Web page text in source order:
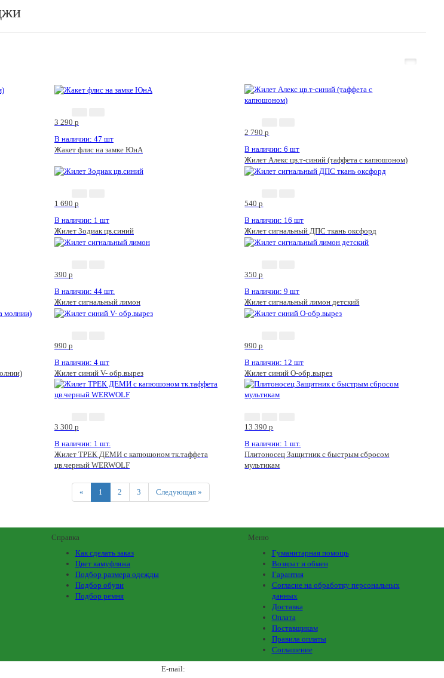
3 290 p
В наличии: 47 шт
Жакет флис на замке ЮнА
2 790p
В наличии: 6 шт
Жилет Алекс цв.т-синий (таффета с капюшоном)
1 690 p
В наличии: 1 шт
Жилет Зодиак цв.синий
540p
В наличии: 16 шт
Жилет сигнальный ДПС ткань оксфорд
390 p
В наличии: 44 шт.
Жилет сигнальный лимон
350p
В наличии: 9 шт
Жилет сигнальный лимон детский
990 p
В наличии: 4 шт
Жилет синий V- обр.вырез
990p
В наличии: 12 шт
Жилет синий О-обр.вырез
3 300 p
В наличии: 1 шт.
Жилет ТРЕК ДЕМИ с капюшоном тк.таффета
цв.черный WERWOLF
13 390p
В наличии: 1 шт.
Плитоносец Защитник с быстрым сбросом
мультикам
«Previous
1 2 3 Следующая »Next
Справка
Как сделать заказ
Цвет камуфляжа
Подбор размера одежды
Подбор обуви
Подбор ремня
Меню
Гуманитарная помощь
Возврат и обмен
Гарантия
Согласие на обработку персональных
данных
Доставка
Оплата
Поставщикам
Правила оплаты
Соглашение
E-mail: